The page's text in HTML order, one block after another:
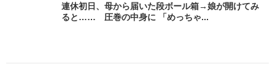
連休初日、母から届いた段ボール箱→娘が開けてみ
ると…… 圧巻の中身に 「めっちゃ...